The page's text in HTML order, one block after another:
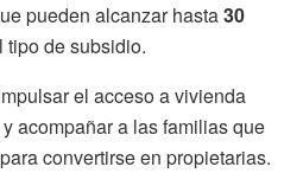
pueden alcanzar hasta30
de subsidio.
el acceso a vivienda
acompañar a las familias que
convertirse en propietarias.